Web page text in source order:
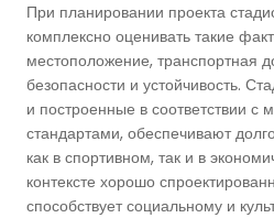
Баскетбольные Корты
Волейбольные Корты
Гандбольные Корты
Многофункциональные Поля
Натуральная Трава
При планировании проекта
комплексно оценивать такие
местоположение, транспортная
безопасности и устойчивость.
и построенные в соответствии с
стандартами, обеспечивают
как в спортивном, так и в
контексте хорошо
способствует социальному и